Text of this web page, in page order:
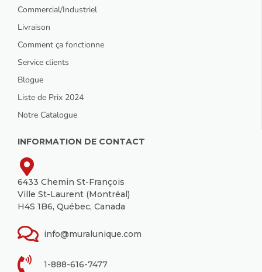
Commercial/Industriel
Livraison
Comment ça fonctionne
Service clients
Blogue
Liste de Prix 2024
Notre Catalogue
INFORMATION DE CONTACT
6433 Chemin St-François
Ville St-Laurent (Montréal)
H4S 1B6, Québec, Canada
info@muralunique.com
1-888-616-7477